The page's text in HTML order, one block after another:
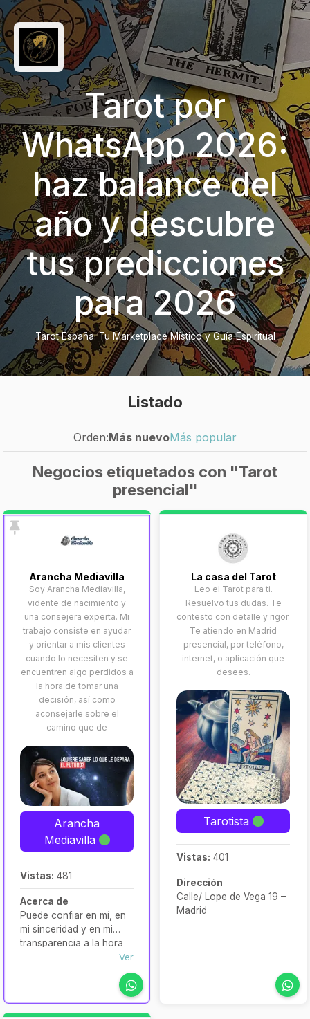
Tarot por
WhatsApp 2026:
haz balance del
año y descubre
tus predicciones
para 2026
Tarot España: Tu Marketplace Místico y Guía Espiritual
Listado
Orden:Más nuevoMás popular
Negocios etiquetados con "Tarot
presencial"
Arancha Mediavilla
Soy Arancha Mediavilla,
vidente de nacimiento y
una consejera experta. Mi
trabajo consiste en ayudar
y orientar a mis clientes
cuando lo necesiten y se
encuentren algo perdidos a
la hora de tomar una
decisión, así como
aconsejarle sobre el
camino que de
Arancha
Mediavilla
Vistas: 481
Acerca de
Puede confiar en mí, en
mi sinceridad y en mi
transparencia a la hora
de hacerle revelaciones
unos resultados exitosos
Ver
La casa del Tarot
Leo el Tarot para ti.
Resuelvo tus dudas. Te
contesto con detalle y rigor.
Te atiendo en Madrid
presencial, por teléfono,
internet, o aplicación que
desees.
Tarotista
Vistas: 401
Dirección
Calle/ Lope de Vega 19 –
Madrid